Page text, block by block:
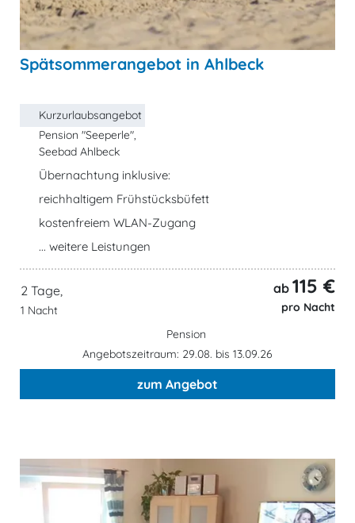
Spätsommerangebot in Ahlbeck
Kurzurlaubsangebot
Pension "Seeperle",
Seebad Ahlbeck
Übernachtung inklusive:
reichhaltigem Frühstücksbüfett
kostenfreiem WLAN-Zugang
... weitere Leistungen
2 Tage,
1 Nacht
ab 115 €
pro Nacht
Pension
Angebotszeitraum: 29.08. bis 13.09.26
zum Angebot